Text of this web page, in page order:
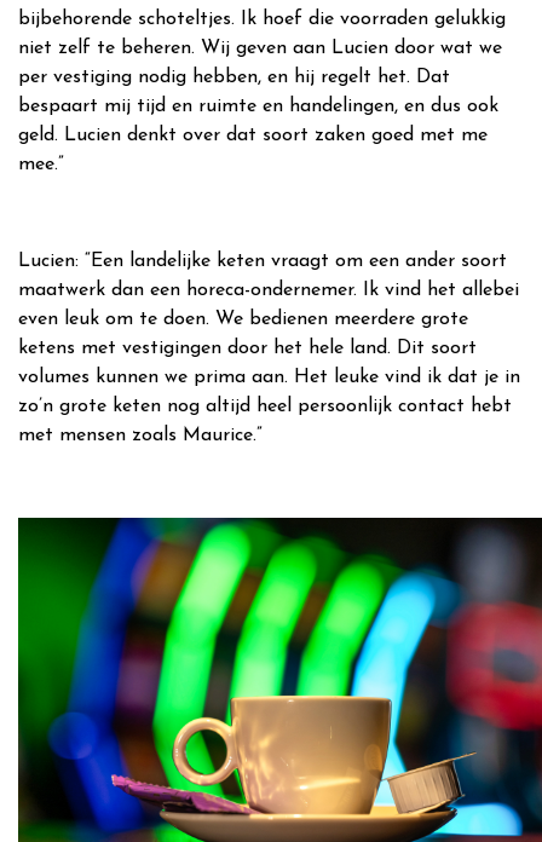
bijbehorende schoteltjes. Ik hoef die voorraden gelukkig
niet zelf te beheren. Wij geven aan Lucien door wat we
per vestiging nodig hebben, en hij regelt het. Dat
bespaart mij tijd en ruimte en handelingen, en dus ook
geld. Lucien denkt over dat soort zaken goed met me
mee.”
Lucien: “Een landelijke keten vraagt om een ander soort
maatwerk dan een horeca-ondernemer. Ik vind het allebei
even leuk om te doen. We bedienen meerdere grote
ketens met vestigingen door het hele land. Dit soort
volumes kunnen we prima aan. Het leuke vind ik dat je in
zo’n grote keten nog altijd heel persoonlijk contact hebt
met mensen zoals Maurice.”